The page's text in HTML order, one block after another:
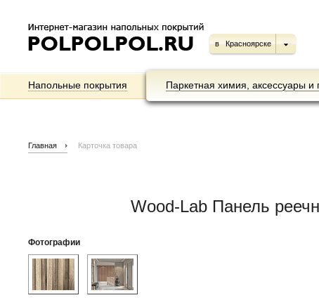
в Красноярске
Напольные покрытия Паркетная химия, аксессуары и
Главная Карточка товара
Wood-Lab Панель
Фотографии